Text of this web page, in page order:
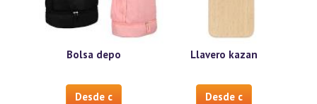
Bolsa depo
Desde c
Llavero kazan
Desde c